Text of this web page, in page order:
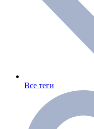
Все теги